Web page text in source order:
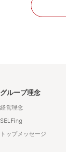
グループ理念
経営理念
SELFing
トップメッセージ